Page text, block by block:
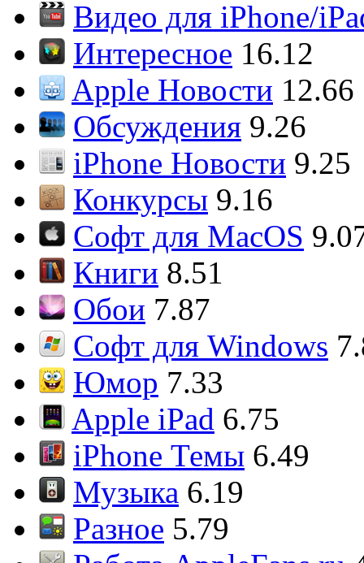
Видео для iPhone/
Интересное 16.12
Apple Новости 12.66
Обсуждения 9.26
iPhone Новости 9.25
Конкурсы 9.16
Софт для MacOS
Книги 8.51
Обои 7.87
Софт для Windows
Юмор 7.33
Apple iPad 6.75
iPhone Темы 6.49
Музыка 6.19
Разное 5.79